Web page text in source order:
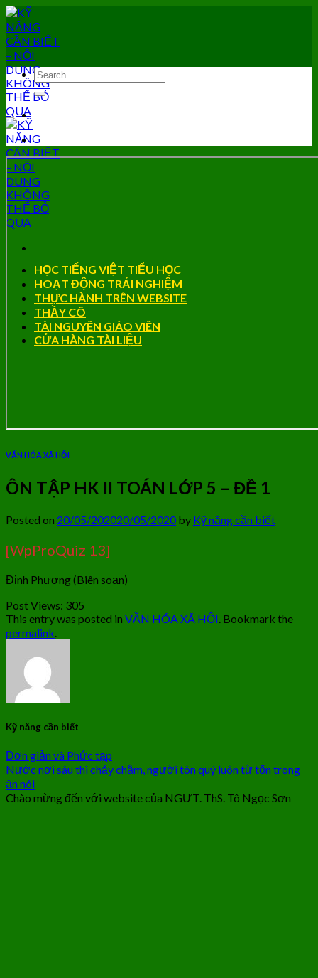
Skip
to
content
HỌC TIẾNG VIỆT TIỂU HỌC
HOẠT ĐỘNG TRẢI NGHIỆM
THỰC HÀNH TRÊN WEBSITE
THẦY CÔ
TÀI NGUYÊN GIÁO VIÊN
CỬA HÀNG TÀI LIỆU
VĂN HÓA XÃ HỘI
ÔN TẬP HK II TOÁN LỚP 5 – ĐỀ 1
Posted on 20/05/202020/05/2020by Kỹ năng cần biết
[WpProQuiz 13]
Định Phương (Biên soạn)
Post Views: 305
This entry was posted in VĂN HÓA XÃ HỘI. Bookmark the
permalink.
Kỹ năng cần biết
Đơn giản và Phức tạp
Nước nơi sâu thì chảy chậm, người tôn quý luôn từ tốn trong
ăn nói
Chào mừng đến với website của NGƯT. ThS. Tô Ngọc Sơn